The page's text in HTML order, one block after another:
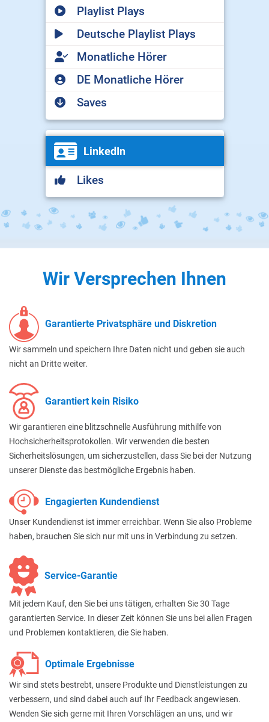
Playlist Plays
Deutsche Playlist Plays
Monatliche Hörer
DE Monatliche Hörer
Saves
LinkedIn
Likes
Wir Versprechen Ihnen
Garantierte Privatsphäre und Diskretion
Wir sammeln und speichern Ihre Daten nicht und geben sie auch
nicht an Dritte weiter.
Garantiert kein Risiko
Wir garantieren eine blitzschnelle Ausführung mithilfe von
Hochsicherheitsprotokollen. Wir verwenden die besten
Sicherheitslösungen, um sicherzustellen, dass Sie bei der Nutzung
unserer Dienste das bestmögliche Ergebnis haben.
Engagierten Kundendienst
Unser Kundendienst ist immer erreichbar. Wenn Sie also Probleme
haben, brauchen Sie sich nur mit uns in Verbindung zu setzen.
Service-Garantie
Mit jedem Kauf, den Sie bei uns tätigen, erhalten Sie 30 Tage
garantierten Service. In dieser Zeit können Sie uns bei allen Fragen
und Problemen kontaktieren, die Sie haben.
Optimale Ergebnisse
Wir sind stets bestrebt, unsere Produkte und Dienstleistungen zu
verbessern, und sind dabei auch auf Ihr Feedback angewiesen.
Wenden Sie sich gerne mit Ihren Vorschlägen an uns, und wir